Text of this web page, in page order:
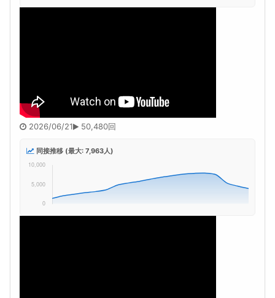
2026/06/21 50,480回
同接推移 (最大: 7,963人)